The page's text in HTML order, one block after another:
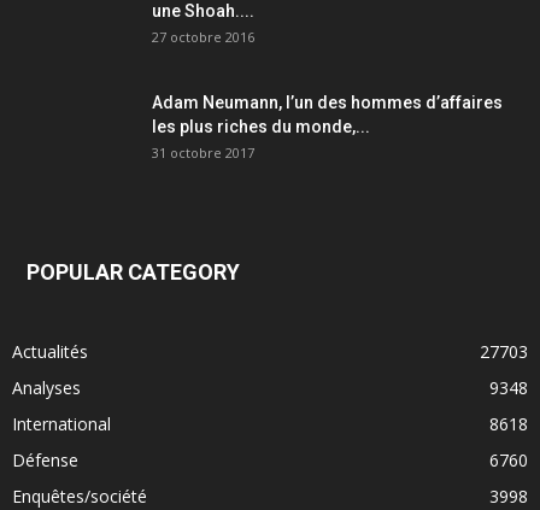
une Shoah....
27 octobre 2016
Adam Neumann, l’un des hommes d’affaires
les plus riches du monde,...
31 octobre 2017
POPULAR CATEGORY
Actualités
27703
Analyses
9348
International
8618
Défense
6760
Enquêtes/société
3998